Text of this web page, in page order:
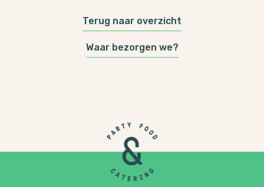
Terug naar overzicht
Waar bezorgen we?